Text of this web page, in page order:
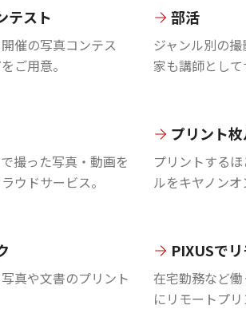
テスト
催の写真コンテス
ご用意。
部活
ジャンル別の
家も講師として
撮った写真・動画を
ウドサービス。
プリント枚
プリントする
ルをキヤノン
真や文書のプリント
PIXUSで
在宅勤務など
にリモートプリ